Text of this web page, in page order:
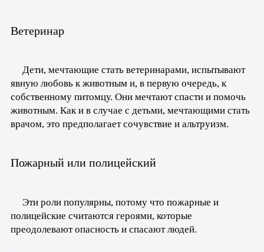
Ветеринар
Дети, мечтающие стать ветеринарами, испытывают
явную любовь к животным и, в первую очередь, к
собственному питомцу. Они мечтают спасти и помочь
животным. Как и в случае с детьми, мечтающими стать
врачом, это предполагает сочувствие и альтруизм.
Пожарный или полицейский
Эти роли популярны, потому что пожарные и
полицейские считаются героями, которые
преодолевают опасность и спасают людей.